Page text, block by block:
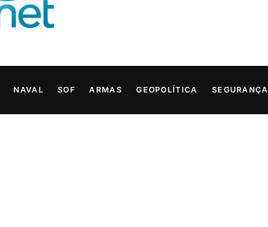
NAVAL SOF ARMAS GEOPOLÍTICA SEGURANÇA